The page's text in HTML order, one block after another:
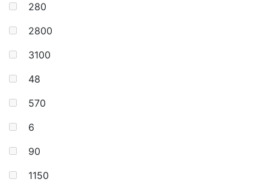
280
2800
3100
48
570
6
90
1150